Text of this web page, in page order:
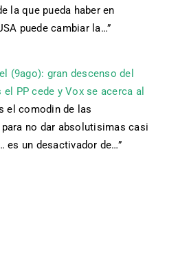
la que pueda haber en
puede cambiar la…”
(9ago): gran descenso del
el PP cede y Vox se acerca al
el comodin de las
no dar absolutisimas casi
es un desactivador de…”